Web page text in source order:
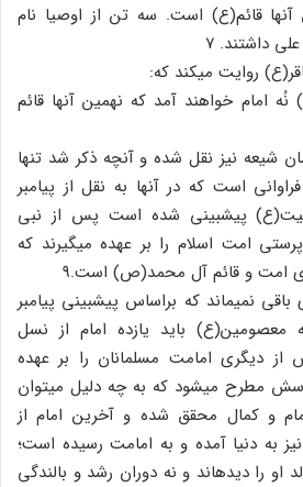
آنها قائم(ع) است. سه تن از اوصیا نام
داشتند. ۷
روایت می‏کند که:
امام خواهند آمد که نهمین آنها قائم
شیعه نیز نقل شده و آنچه ذکر شد تنها
است که در آنها به نقل از پیامبر
پیش‏بینی شده است پس از نبی
امت اسلام را بر عهده می‏گیرند که
امت و قائم آل محمد(ص) است.۹
نمی‏ماند که براساس پیش‏بینی پیامبر
باید یازده امام از نسل
از دیگری امامت مسلمانان را بر عهده
مطرح می‏شود که به چه دلیل می‏توان
و کمال محقق شده و آخرین امام از
نیز به دنیا آمده و به امامت رسیده است؛
او را دیده‏اند و نه دوران رشد و بالندگی